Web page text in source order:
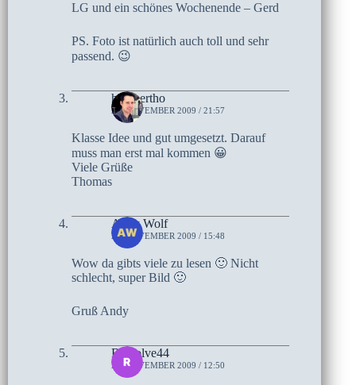
LG und ein schönes Wochenende – Gerd
PS. Foto ist natürlich auch toll und sehr
passend. 😉
hombertho
20. NOVEMBER 2009 / 21:57
Klasse Idee und gut umgesetzt. Darauf
muss man erst mal kommen 😀
Viele Grüße
Thomas
Andy Wolf
20. NOVEMBER 2009 / 15:48
Wow da gibts viele zu lesen 🙂 Nicht
schlecht, super Bild 🙂
Gruß Andy
Rewolve44
20. NOVEMBER 2009 / 12:50